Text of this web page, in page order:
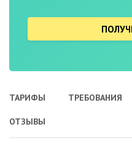
ТАРИФЫ ТРЕБОВАНИЯ
ОТЗЫВЫ